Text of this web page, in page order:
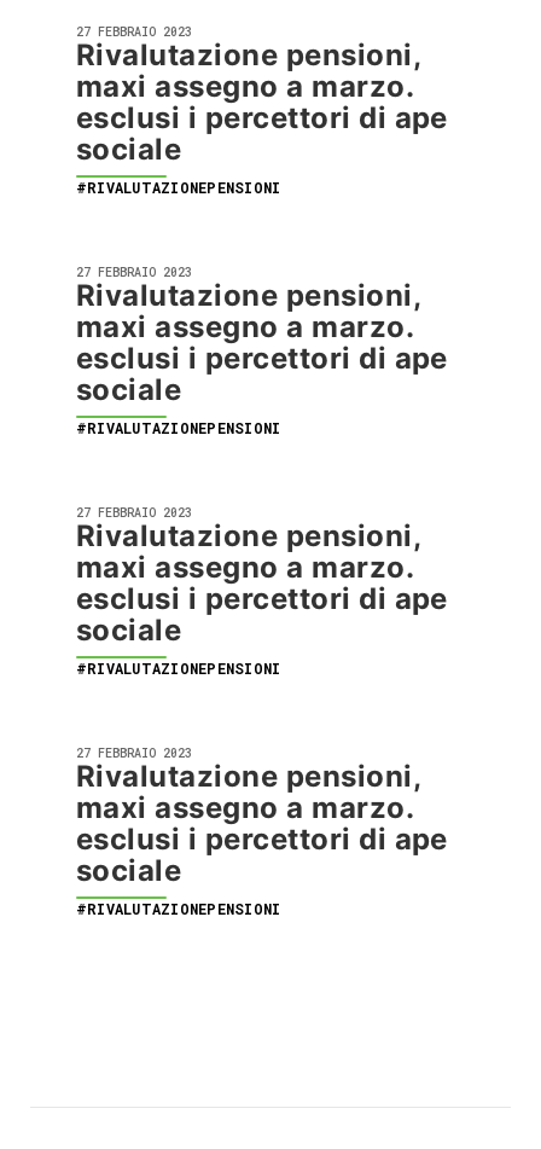
27 FEBBRAIO 2023
Rivalutazione pensioni,
maxi assegno a marzo.
esclusi i percettori di ape
sociale
#RIVALUTAZIONEPENSIONI
27 FEBBRAIO 2023
Rivalutazione pensioni,
maxi assegno a marzo.
esclusi i percettori di ape
sociale
#RIVALUTAZIONEPENSIONI
27 FEBBRAIO 2023
Rivalutazione pensioni,
maxi assegno a marzo.
esclusi i percettori di ape
sociale
#RIVALUTAZIONEPENSIONI
27 FEBBRAIO 2023
Rivalutazione pensioni,
maxi assegno a marzo.
esclusi i percettori di ape
sociale
#RIVALUTAZIONEPENSIONI